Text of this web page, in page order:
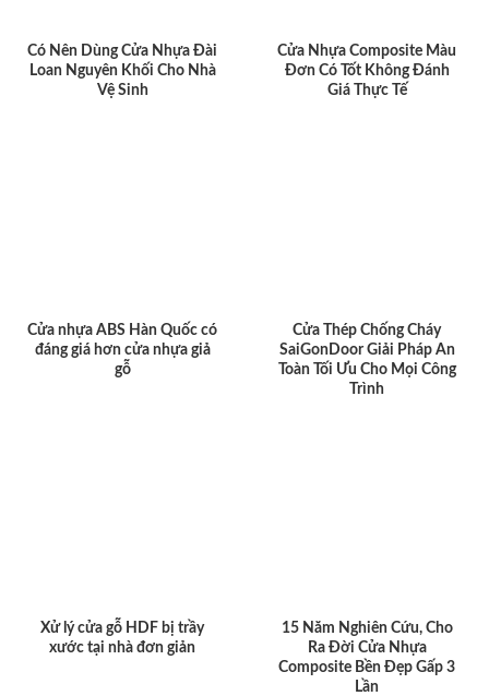
Có Nên Dùng Cửa Nhựa Đài
Loan Nguyên Khối Cho Nhà
Vệ Sinh
Cửa Nhựa Composite Màu
Đơn Có Tốt Không Đánh
Giá Thực Tế
Cửa nhựa ABS Hàn Quốc có
đáng giá hơn cửa nhựa giả
gỗ
Cửa Thép Chống Cháy
SaiGonDoor Giải Pháp An
Toàn Tối Ưu Cho Mọi Công
Trình
Xử lý cửa gỗ HDF bị trầy
xước tại nhà đơn giản
15 Năm Nghiên Cứu, Cho
Ra Đời Cửa Nhựa
Composite Bền Đẹp Gấp 3
Lần